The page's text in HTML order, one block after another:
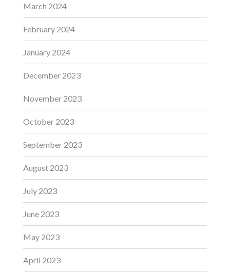
March 2024
February 2024
January 2024
December 2023
November 2023
October 2023
September 2023
August 2023
July 2023
June 2023
May 2023
April 2023